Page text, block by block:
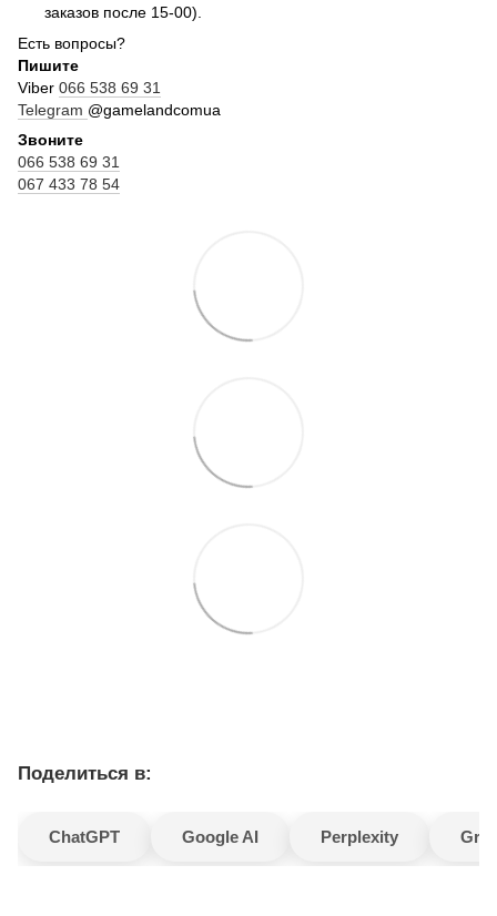
заказов после 15-00).
Есть вопросы?
Пишите
Viber 066 538 69 31
Telegram @gamelandcomua
Звоните
066 538 69 31
067 433 78 54
Поделиться в:
ChatGPT Google AI Perplexity